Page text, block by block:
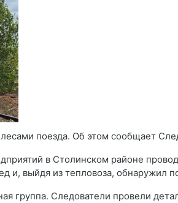
поезда. Об этом сообщает
в Столинском районе
и, выйдя из тепловоза, обнаружил
группа. Следователи провели